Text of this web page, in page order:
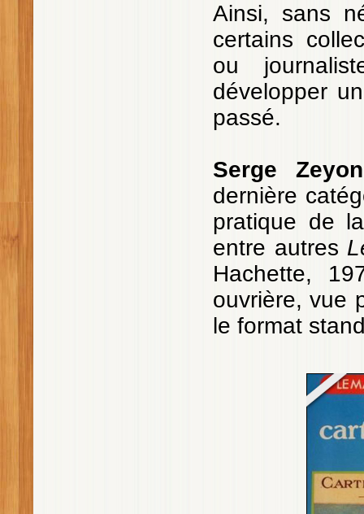
Ainsi, sans
certains
ou
développer
passé.
Serge
dernière
pratique de
entre autres
Hachette,
ouvrière, vue
le format